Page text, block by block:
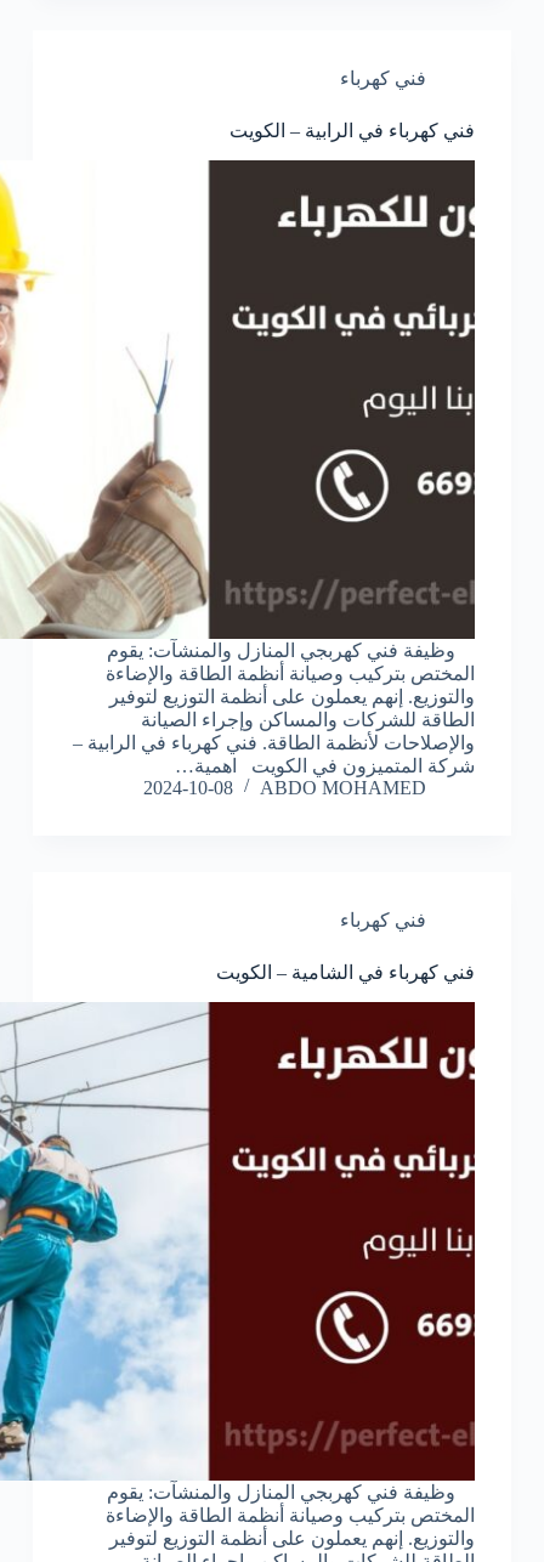
فني كهرباء
فني كهرباء في الرابية – الكويت
وظيفة فني كهربجي المنازل والمنشآت: يقوم
المختص بتركيب وصيانة أنظمة الطاقة والإضاءة
والتوزيع. إنهم يعملون على أنظمة التوزيع لتوفير
الطاقة للشركات والمساكن وإجراء الصيانة
والإصلاحات لأنظمة الطاقة. فني كهرباء في الرابية –
شركة المتميزون في الكويت اهمية…
ABDO MOHAMED
2024-10-08
فني كهرباء
فني كهرباء في الشامية – الكويت
وظيفة فني كهربجي المنازل والمنشآت: يقوم
المختص بتركيب وصيانة أنظمة الطاقة والإضاءة
والتوزيع. إنهم يعملون على أنظمة التوزيع لتوفير